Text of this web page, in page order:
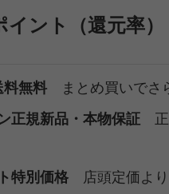
イント（還元率）
無料 まとめ買いでさ
正規新品・本物保証 正
特別価格 店頭定価よ